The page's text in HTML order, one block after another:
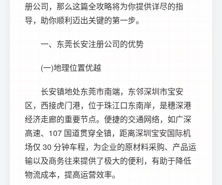
册公司，那么这篇全攻略将为你提供详尽的指
导，助你顺利迈出关键的第一步。
一、东莞长安注册公司的优势
(一)地理位置优越
长安镇地处东莞市南端，东邻深圳市宝安
区，西接虎门港，位于珠江口东南岸，是穗深港
经济走廊的重要节点。便捷的交通网络，如广深
高速、107 国道贯穿全镇，距离深圳宝安国际机
场仅 30 分钟车程，为企业的原材料采购、产品运
输以及商务往来提供了极大的便利，有助于降低
物流成本，提高运营效率。